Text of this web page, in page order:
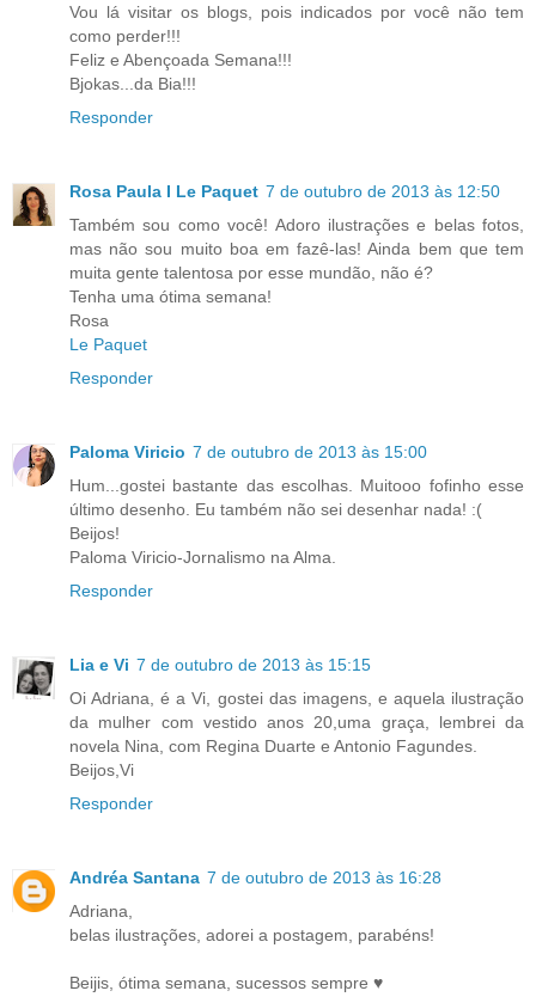
Vou lá visitar os blogs, pois indicados por você não tem
como perder!!!
Feliz e Abençoada Semana!!!
Bjokas...da Bia!!!
Responder
Rosa Paula I Le Paquet 7 de outubro de 2013 às 12:50
Também sou como você! Adoro ilustrações e belas fotos,
mas não sou muito boa em fazê-las! Ainda bem que tem
muita gente talentosa por esse mundão, não é?
Tenha uma ótima semana!
Rosa
Le Paquet
Responder
Paloma Viricio 7 de outubro de 2013 às 15:00
Hum...gostei bastante das escolhas. Muitooo fofinho esse
último desenho. Eu também não sei desenhar nada! :(
Beijos!
Paloma Viricio-Jornalismo na Alma.
Responder
Lia e Vi 7 de outubro de 2013 às 15:15
Oi Adriana, é a Vi, gostei das imagens, e aquela ilustração
da mulher com vestido anos 20,uma graça, lembrei da
novela Nina, com Regina Duarte e Antonio Fagundes.
Beijos,Vi
Responder
Andréa Santana 7 de outubro de 2013 às 16:28
Adriana,
belas ilustrações, adorei a postagem, parabéns!
Beijis, ótima semana, sucessos sempre ♥